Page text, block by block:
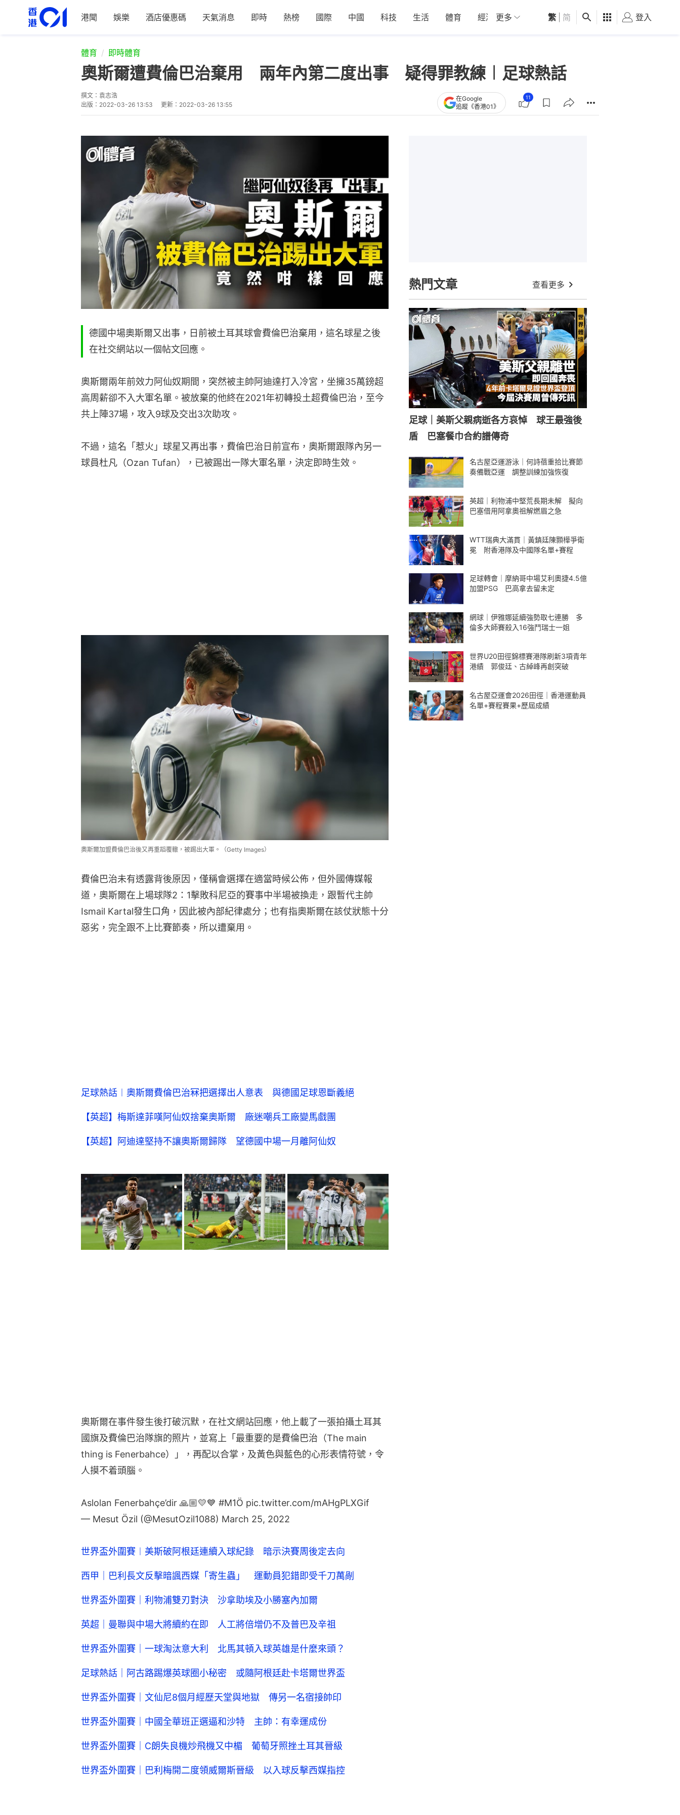
港聞 娛樂 酒店優惠碼 天氣消息 即時 熱榜 國際 中國 科技 生活 體育 經濟 01深圳 觀點 健康 好食玩飛
更多 繁 简 登入
體育 即時體育
奧斯爾遭費倫巴治棄用 兩年內第二度出事 疑得罪教練︱足球熱話
撰文： 袁志浩
出版： 2022-03-26 13:53 更新： 2022-03-26 13:55
在Google
追蹤《香港01》
11
德國中場奧斯爾又出事，日前被土耳其球會費倫巴治棄用，這名球星之後
在社交網站以一個帖文回應。
奧斯爾兩年前效力阿仙奴期間，突然被主帥阿迪達打入冷宮，坐擁35萬鎊超
高周薪卻不入大軍名單。被放棄的他終在2021年初轉投土超費倫巴治，至今
共上陣37場，攻入9球及交出3次助攻。
不過，這名「惹火」球星又再出事，費倫巴治日前宣布，奧斯爾跟隊內另一
球員杜凡（Ozan Tufan），已被踢出一隊大軍名單，決定即時生效。
奧斯爾加盟費倫巴治後又再重蹈覆轍，被踢出大軍。（Getty Images）
費倫巴治未有透露背後原因，僅稱會選擇在適當時候公佈，但外國傳媒報
道，奧斯爾在上場球隊2：1擊敗科尼亞的賽事中半場被換走，跟暫代主帥
Ismail Kartal發生口角，因此被內部紀律處分；也有指奧斯爾在該仗狀態十分
惡劣，完全跟不上比賽節奏，所以遭棄用。
足球熱話︱奧斯爾費倫巴治冧把選擇出人意表 與德國足球恩斷義絕
【英超】梅斯達菲嘆阿仙奴捨棄奧斯爾 廠迷嘲兵工廠變馬戲團
【英超】阿迪達堅持不讓奧斯爾歸隊 望德國中場一月離阿仙奴
奧斯爾在事件發生後打破沉默，在社文網站回應，他上載了一張拍攝土耳其
國旗及費倫巴治隊旗的照片，並寫上「最重要的是費倫巴治（The main
thing is Fenerbahce）」，再配以合掌，及黃色與藍色的心形表情符號，令
人摸不着頭腦。
Aslolan Fenerbahçe’dir 🙏🏼💛💙 #M1Ö pic.twitter.com/mAHgPLXGif
— Mesut Özil (@MesutOzil1088) March 25, 2022
世界盃外圍賽︱美斯破阿根廷連續入球紀錄 暗示決賽周後定去向
西甲｜巴利長文反擊暗諷西媒「寄生蟲」 運動員犯錯即受千刀萬剮
世界盃外圍賽｜利物浦雙刃對決 沙拿助埃及小勝塞內加爾
英超｜曼聯與中場大將續約在即 人工將倍增仍不及普巴及辛祖
世界盃外圍賽｜一球淘汰意大利 北馬其頓入球英雄是什麼來頭？
足球熱話｜阿古路踢爆英球圈小秘密 或隨阿根廷赴卡塔爾世界盃
世界盃外圍賽｜文仙尼8個月經歷天堂與地獄 傳另一名宿接帥印
世界盃外圍賽｜中國全華班正選逼和沙特 主帥：有幸運成份
世界盃外圍賽｜C朗失良機炒飛機又中楣 葡萄牙照挫土耳其晉級
世界盃外圍賽｜巴利梅開二度領威爾斯晉級 以入球反擊西媒指控
熱門文章 查看更多
足球｜美斯父親病逝各方哀悼 球王最強後
盾 巴塞餐巾合約譜傳奇
名古屋亞運游泳｜何詩蓓重拾比賽節
奏備戰亞運 調整訓練加強恢復
英超｜利物浦中堅荒長期未解 擬向
巴塞借用阿拿奧祖解燃眉之急
WTT瑞典大滿貫｜黃鎮廷陳顥樺爭衛
冕 附香港隊及中國隊名單+賽程
足球轉會｜摩納哥中場艾利奧捷4.5億
加盟PSG 巴高拿去留未定
網球｜伊雅娜延續強勢取七連勝 多
倫多大師賽殺入16強鬥瑞士一姐
世界U20田徑錦標賽港隊刷新3項青年
港績 郭俊廷、古綽峰再創突破
名古屋亞運會2026田徑｜香港運動員
名單+賽程賽果+歷屆成績